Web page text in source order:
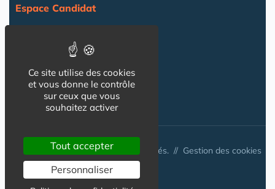
Espace Candidat
Agenda
NOS AUTRES SITES :
© Australis 2026 - Tous droits réservés. // Gestion des cookies
Ce site utilise des cookies
et vous donne le contrôle
sur ceux que vous
souhaitez activer
Tout accepter
Personnaliser